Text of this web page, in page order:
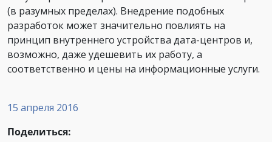
15 апреля 2016
Поделиться:
(в разумных пределах). Внедрение подобных
разработок может значительно повлиять на
принцип внутреннего устройства дата-центров и,
возможно, даже удешевить их работу, а
соответственно и цены на информационные услуги.